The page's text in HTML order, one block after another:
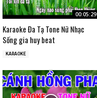
00:05:29
Karaoke Đa Tạ Tone Nữ Nhạc
Sống gia huy beat
KARAOKE